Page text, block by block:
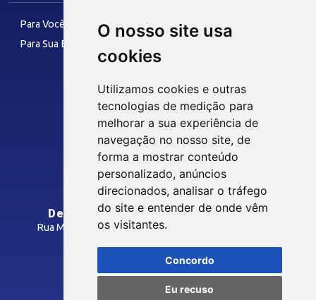
O nosso site usa
cookies
Utilizamos cookies e outras
tecnologias de medição para
melhorar a sua experiência de
navegação no nosso site, de
forma a mostrar conteúdo
personalizado, anúncios
direcionados, analisar o tráfego
do site e entender de onde vêm
os visitantes.
Concordo
Eu recuso
Para Você
Para Sua Empresa
TECNOLOGIA E INOVAÇÃO
Eficiência Operacional
Têxtil e Confecção
MÍDIAS
Siga nossas Redes Sociais
INTRANET
Departamento Regional do SENAI/PB
Rua Manoel Gonçalves Guimarães, 195 - José Pinheiro
Como Chegar